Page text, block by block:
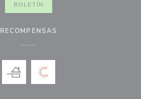
BOLETÍN
RECOMPENSAS